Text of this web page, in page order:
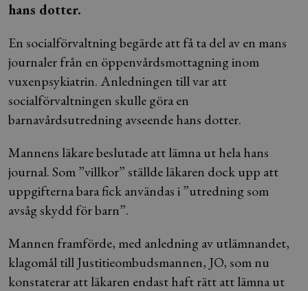
hans dotter.
En socialförvaltning begärde att få ta del av en mans
journaler från en öppenvårdsmottagning inom
vuxenpsykiatrin. Anledningen till var att
socialförvaltningen skulle göra en
barnavårdsutredning avseende hans dotter.
Mannens läkare beslutade att lämna ut hela hans
journal. Som ”villkor” ställde läkaren dock upp att
uppgifterna bara fick användas i ”utredning som
avsåg skydd för barn”.
Mannen framförde, med anledning av utlämnandet,
klagomål till Justitieombudsmannen, JO, som nu
konstaterar att läkaren endast haft rätt att lämna ut